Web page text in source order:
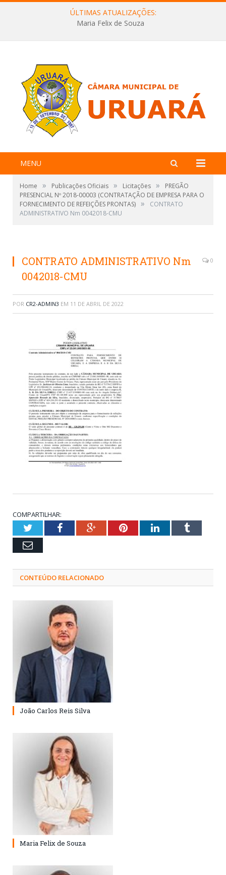
ÚLTIMAS ATUALIZAÇÕES:
Maria Felix de Souza
MENU
Home » Publicações Oficiais » Licitações »
PREGÃO
PRESENCIAL Nº 2018-00003 (CONTRATAÇÃO DE EMPRESA PARA O
FORNECIMENTO DE REFEIÇÕES PRONTAS) »
CONTRATO
ADMINISTRATIVO Nm 0042018-CMU
CONTRATO ADMINISTRATIVO Nm
0042018-CMU
0
POR CR2-ADMIN3 EM 11 DE ABRIL DE 2022
COMPARTILHAR:
TwitterFacebookGoogle+PinterestLinkedInTumblr
Email
CONTEÚDO RELACIONADO
João Carlos Reis Silva
Maria Felix de Souza